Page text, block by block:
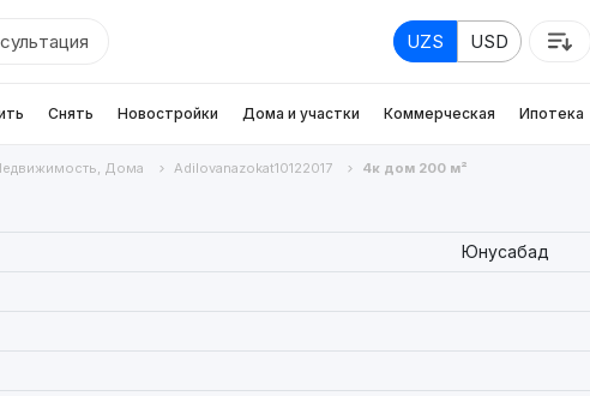
UZS USD
Снять Новостройки Дома и участки Коммерческая Ипотека
Дома Adilovanazokat10122017 4к дом 200 м²
Юнусабад